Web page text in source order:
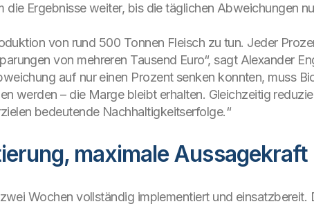
die Ergebnisse weiter, bis die täglichen Abweichungen
von rund 500 Tonnen Fleisch zu tun. Jeder
von mehreren Tausend Euro“, sagt Alexander
auf nur einen Prozent senken konnten, muss
werden – die Marge bleibt erhalten. Gleichzeitig
bedeutende Nachhaltigkeitserfolge.“
maximale Aussagekraft
Wochen vollständig implementiert und einsatzbereit.